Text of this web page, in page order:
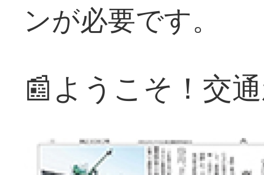
ンが必要です。
📰ようこそ！交